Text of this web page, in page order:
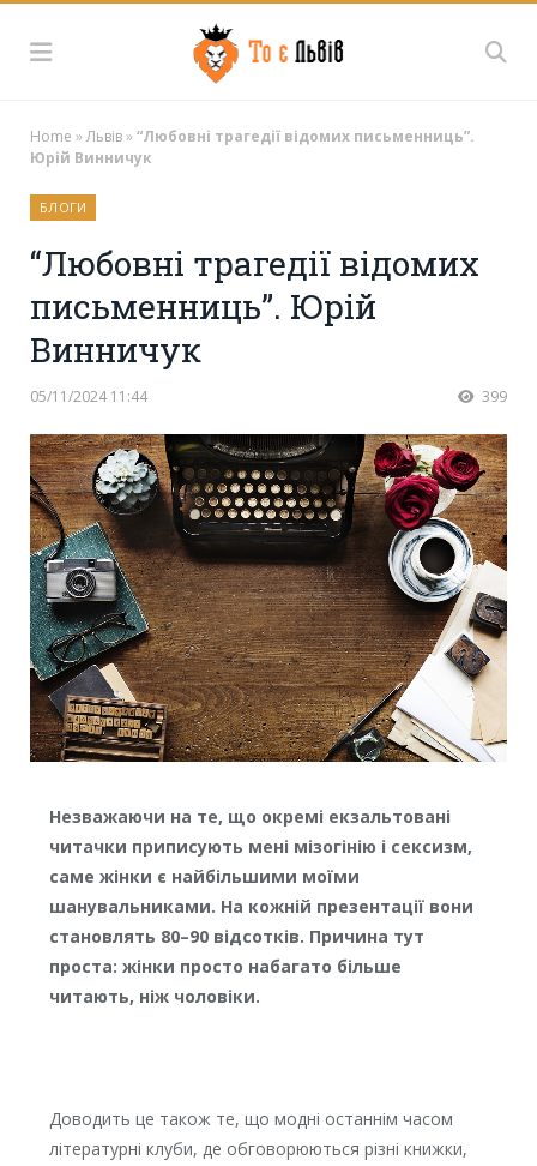
Home »Львів»“Любовні трагедії відомих письменниць”.
Юрій Винничук
БЛОГИ
“Любовні трагедії відомих
письменниць”. Юрій
Винничук
05/11/2024 11:44 399
Незважаючи на те, що окремі екзальтовані
читачки приписують мені мізогінію і сексизм,
саме жінки є найбільшими моїми
шанувальниками. На кожній презентації вони
становлять 80–90 відсотків. Причина тут
проста: жінки просто набагато більше
читають, ніж чоловіки.
Доводить це також те, що модні останнім часом
літературні клуби, де обговорюються різні книжки,